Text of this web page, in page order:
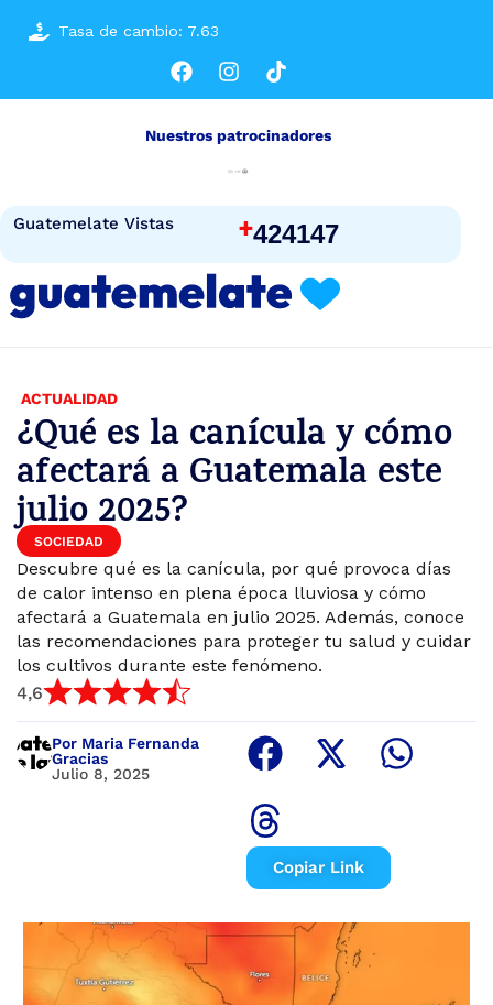
Tasa de cambio: 7.63
Guatemelate Vistas +424147
Nuestros patrocinadores
ACTUALIDAD
¿Qué es la canícula y cómo
afectará a Guatemala este
julio 2025?
SOCIEDAD
Descubre qué es la canícula, por qué provoca días
de calor intenso en plena época lluviosa y cómo
afectará a Guatemala en julio 2025. Además, conoce
las recomendaciones para proteger tu salud y cuidar
los cultivos durante este fenómeno.
4,6
Por Maria Fernanda
Gracias
Julio 8, 2025
Copiar Link